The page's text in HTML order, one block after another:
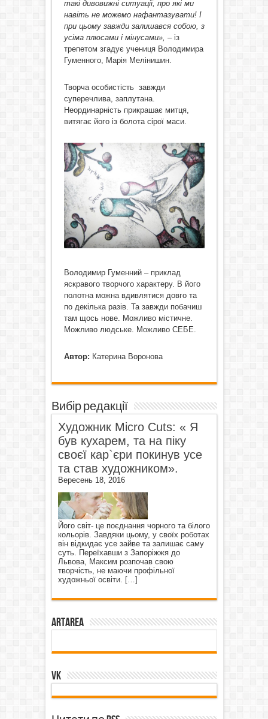
такі дивовижні ситуації, про які ми
навіть не можемо нафантазувати! І
при цьому завжди залишався собою, з
усіма плюсами і мінусами», – із
трепетом згадує учениця Володимира
Гуменного, Марія Мелінишин.
Творча особистість завжди
суперечлива, заплутана.
Неординарність прикрашає митця,
витягає його із болота сірої маси.
Володимир Гуменний – приклад
яскравого творчого характеру. В його
полотна можна вдивлятися довго та
по декілька разів. Та завжди побачиш
там щось нове. Можливо містичне.
Можливо людське. Можливо СЕБЕ.
Автор: Катерина Воронова
Вибір редакції
Художник Micro Cuts: « Я
був кухарем, та на піку
своєї кар`єри покинув усе
та став художником».
Вересень 18, 2016
Його світ- це поєднання чорного та білого
кольорів. Завдяки цьому, у своїх роботах
він відкидає усе зайве та залишає саму
суть. Переїхавши з Запоріжжя до
Львова, Максим розпочав свою
творчість, не маючи профільної
художньої освіти. […]
ArtArea
VK